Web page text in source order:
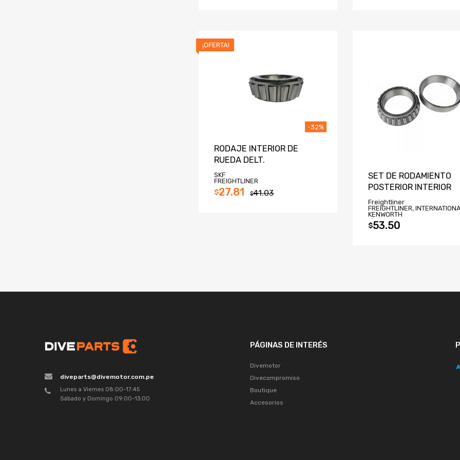
¡OFERTA!
RODAJE INTERIOR DE
RUEDA DELT.
SKF
FREIGHTLINER
$41.03
$27.81
-32%
SET DE RODAMIENTO
POSTERIOR INTERIOR
Freightliner
FREIGHTLINER,
KENWORTH
$53.50
diveparts@divemotor.com.pe
Lunes a Viernes 08:00-17:45
Sábado y Domingo 09:00-13:00
PÁGINAS DE INTERÉS
Divemotor
Divecompromiso
Boutique
Accesorios